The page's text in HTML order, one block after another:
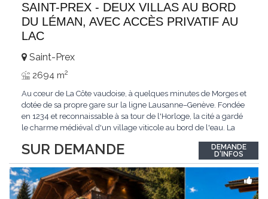
SAINT-PREX - DEUX VILLAS AU BORD
DU LÉMAN, AVEC ACCÈS PRIVATIF AU
LAC
SUR DEMANDE
Saint-Prex
2694 m2
Au cœur de La Côte vaudoise, à quelques minutes de Morges et
dotée de sa propre gare sur la ligne Lausanne–Genève. Fondée
en 1234 et reconnaissable à sa tour de l'Horloge, la cité a gardé
le charme médiéval d'un village viticole au bord de l'eau. La
immédiate des villes. Dans cet environnement privilégié, une
propriété...
DEMANDE
D'INFOS